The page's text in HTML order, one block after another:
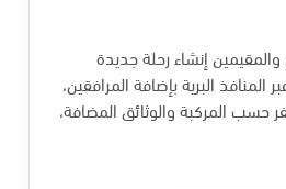
إنشاء رحلة جديدة
المنافذ البرية بإضافة المرافقين،
حسب المركبة والوثائق المضافة،